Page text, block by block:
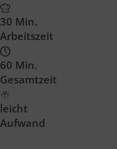
Headline
30 Min.
Arbeitszeit
60 Min.
Gesamtzeit
leicht
Aufwand